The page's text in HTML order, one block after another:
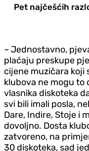
Pet najčešćih
– Jednostavno,
plaćaju preskupe
cijene muzičara koji
klubova ne mogu to
vlasnika diskoteka
svi bili imali posla,
Dare, Indire, Stoje i
dovoljno. Dosta
zatvoreno, na
30 diskoteka, sad